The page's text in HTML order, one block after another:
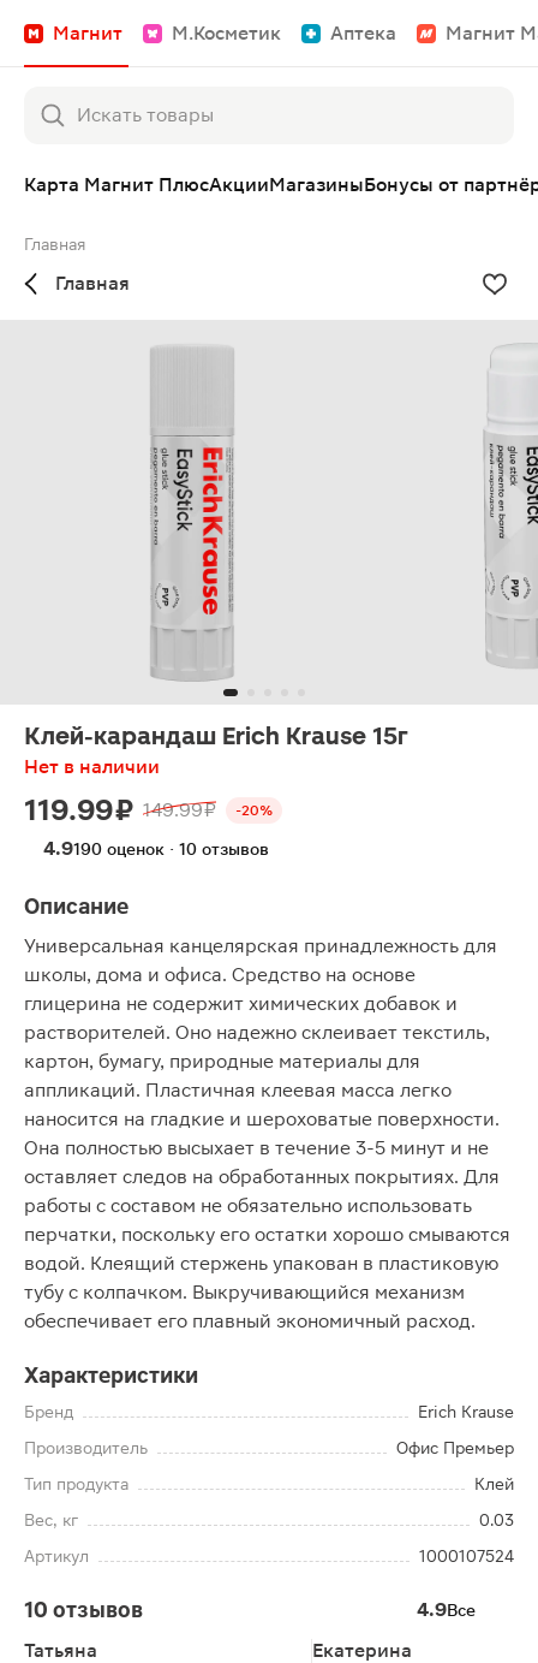
Магнит М.Косметик Аптека Магнит
Карта Магнит ПлюсАкцииМагазиныБонусы от
Главная
Главная
Клей-карандаш Erich Krause 15г
Нет в наличии
119.99 ₽ 149.99 ₽ -20%
4.9190 оценок · 10 отзывов
Описание
Универсальная канцелярская принадлежность для
школы, дома и офиса. Средство на основе
глицерина не содержит химических добавок и
растворителей. Оно надежно склеивает текстиль,
картон, бумагу, природные материалы для
аппликаций. Пластичная клеевая масса легко
наносится на гладкие и шероховатые поверхности.
Она полностью высыхает в течение 3-5 минут и не
оставляет следов на обработанных покрытиях. Для
работы с составом не обязательно использовать
перчатки, поскольку его остатки хорошо смываются
водой. Клеящий стержень упакован в пластиковую
тубу с колпачком. Выкручивающийся механизм
обеспечивает его плавный экономичный расход.
Характеристики
Бренд
Erich Krause
Производитель
Офис Премьер
Тип продукта
Клей
Вес, кг
0.03
Артикул
1000107524
10 отзывов 4.9Все
Татьяна Екатерина